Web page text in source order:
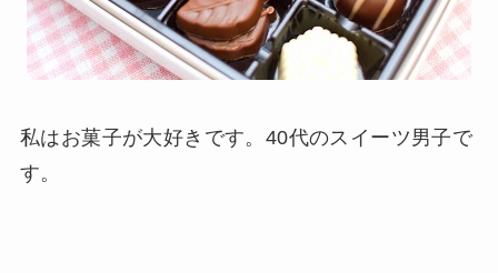
私はお菓子が大好きです。40代のスイーツ男子で
す。